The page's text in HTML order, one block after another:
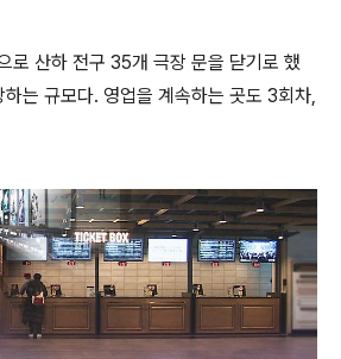
로 산하 전구 35개 극장 문을 닫기로 했
는 규모다. 영업을 계속하는 곳도 3회차,